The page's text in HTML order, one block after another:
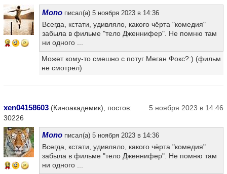
9
Mono писал(а) 5 ноября 2023 в 14:36
Всегда, кстати, удивляло, какого чёрта "комедия"
забыла в фильме "тело Дженнифер". Не помню там
ни одного ...
Может кому-то смешно с потуг Меган Фокс?:) (фильм
не смотрел)
xen04158603 (Киноакадемик), постов:
30226
5 ноября 2023 в 14:46
15
Mono писал(а) 5 ноября 2023 в 14:36
Всегда, кстати, удивляло, какого чёрта "комедия"
забыла в фильме "тело Дженнифер". Не помню там
ни одного ...